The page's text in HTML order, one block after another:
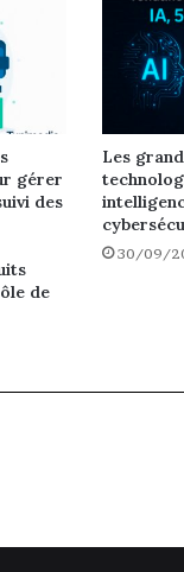
gérer
des
de
Les
30/09/